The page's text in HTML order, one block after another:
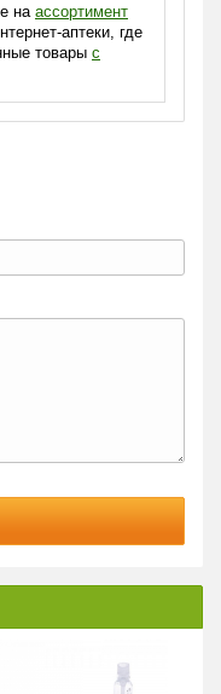
на ассортимент
аптеки, где
товары c